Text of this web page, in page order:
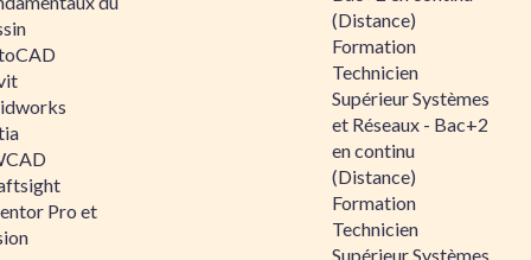
Pro et
(Distance)
Formation
Technicien
Supérieur Systèmes
et Réseaux - Bac+2
en continu
(Distance)
Formation
Technicien
Supérieur Systèmes